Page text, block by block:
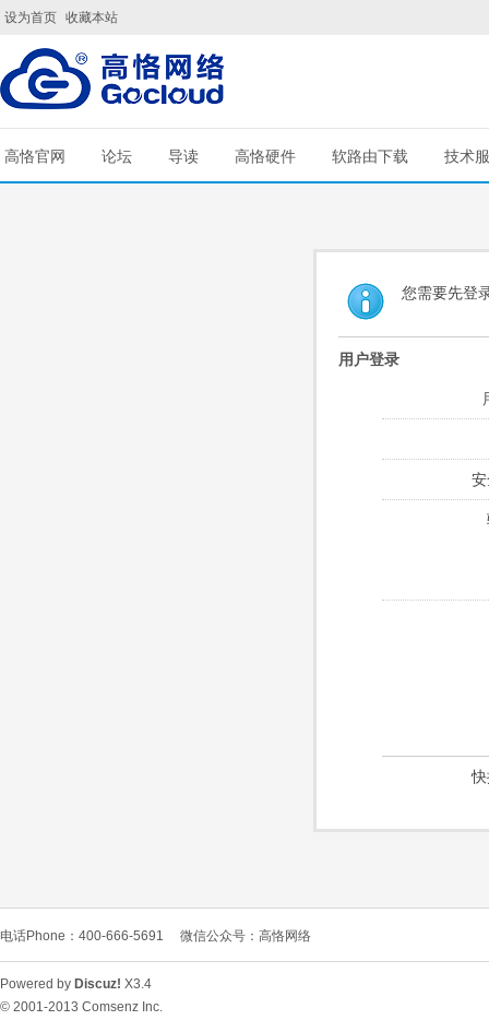
设为首页 收藏本站
高恪官网 论坛 导读 高恪硬件 软路由下载 技术
您需要先登
用户登录
电话Phone：400-666-5691 微信公众号：高恪网络
Powered by Discuz! X3.4
© 2001-2013 Comsenz Inc.